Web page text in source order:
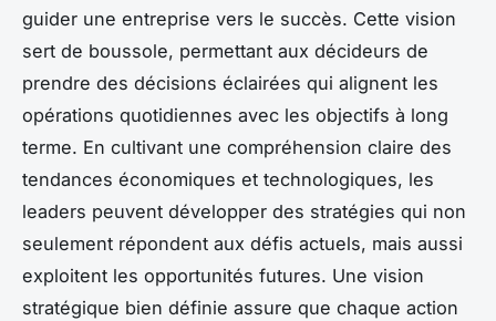
guider une entreprise vers le succès. Cette vision
sert de boussole, permettant aux décideurs de
prendre des décisions éclairées qui alignent les
opérations quotidiennes avec les objectifs à long
terme. En cultivant une compréhension claire des
tendances économiques et technologiques, les
leaders peuvent développer des stratégies qui non
seulement répondent aux défis actuels, mais aussi
exploitent les opportunités futures. Une vision
stratégique bien définie assure que chaque action